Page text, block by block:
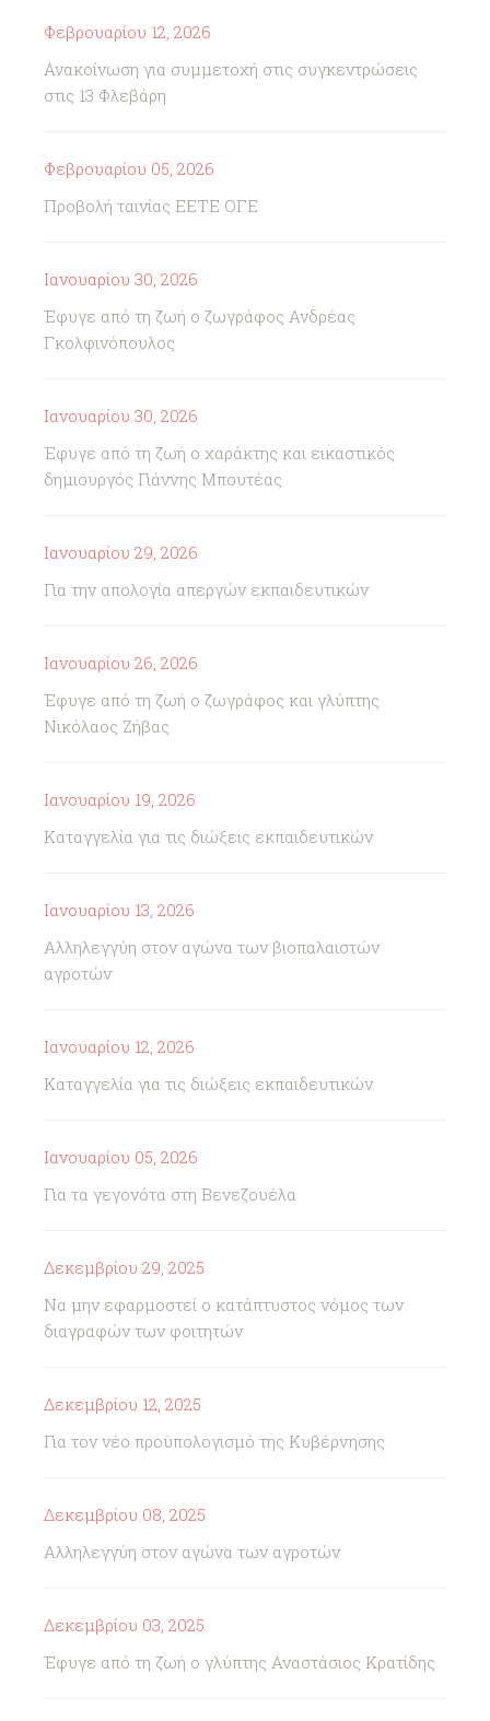
Φεβρουαρίου 12, 2026
Ανακοίνωση για συμμετοχή στις συγκεντρώσεις
στις 13 Φλεβάρη
Φεβρουαρίου 05, 2026
Προβολή ταινίας ΕΕΤΕ ΟΓΕ
Ιανουαρίου 30, 2026
Έφυγε από τη ζωή ο ζωγράφος Ανδρέας
Γκολφινόπουλος
Ιανουαρίου 30, 2026
Έφυγε από τη ζωή ο χαράκτης και εικαστικός
δημιουργός Γιάννης Μπουτέας
Ιανουαρίου 29, 2026
Για την απολογία απεργών εκπαιδευτικών
Ιανουαρίου 26, 2026
Έφυγε από τη ζωή ο ζωγράφος και γλύπτης
Νικόλαος Ζήβας
Ιανουαρίου 19, 2026
Καταγγελία για τις διώξεις εκπαιδευτικών
Ιανουαρίου 13, 2026
Αλληλεγγύη στον αγώνα των βιοπαλαιστών
αγροτών
Ιανουαρίου 12, 2026
Καταγγελία για τις διώξεις εκπαιδευτικών
Ιανουαρίου 05, 2026
Για τα γεγονότα στη Βενεζουέλα
Δεκεμβρίου 29, 2025
Να μην εφαρμοστεί ο κατάπτυστος νόμος των
διαγραφών των φοιτητών
Δεκεμβρίου 12, 2025
Για τον νέο προϋπολογισμό της Κυβέρνησης
Δεκεμβρίου 08, 2025
Αλληλεγγύη στον αγώνα των αγροτών
Δεκεμβρίου 03, 2025
Έφυγε από τη ζωή ο γλύπτης Αναστάσιος Κρατίδης